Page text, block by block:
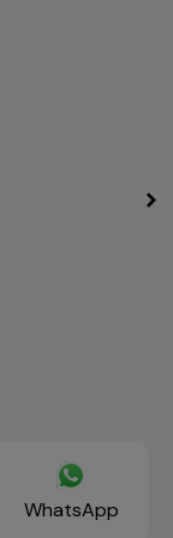
WhatsApp